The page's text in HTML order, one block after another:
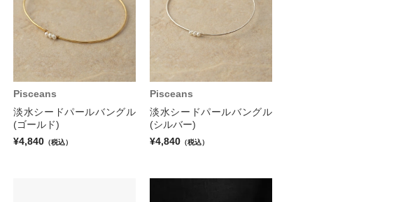
Pisceans
淡水シードパールバングル
(ゴールド)
¥4,840 （税込）
Pisceans
淡水シードパールバングル
(シルバー)
¥4,840 （税込）